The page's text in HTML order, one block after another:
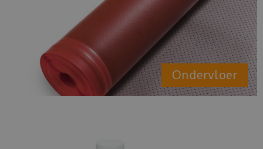
Ondervloer